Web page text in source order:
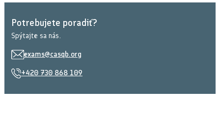
Potrebujete poradiť?
Spýtajte sa nás.
exams@casqb.org
+420 730 868 109